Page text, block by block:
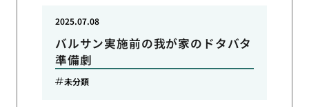
バルサン実施前の我が家のドタバタ
準備劇
2025.07.08
未分類